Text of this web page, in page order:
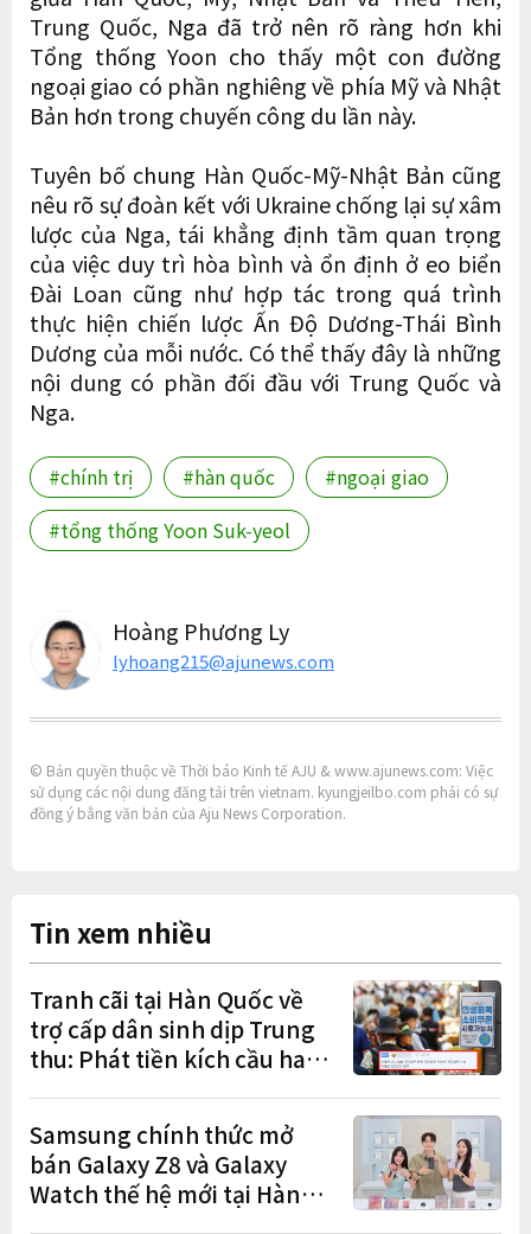
Trung Quốc, Nga đã trở nên rõ ràng hơn khi
Tổng thống Yoon cho thấy một con đường
ngoại giao có phần nghiêng về phía Mỹ và Nhật
Bản hơn trong chuyến công du lần này.
Tuyên bố chung Hàn Quốc-Mỹ-Nhật Bản cũng
nêu rõ sự đoàn kết với Ukraine chống lại sự xâm
lược của Nga, tái khẳng định tầm quan trọng
của việc duy trì hòa bình và ổn định ở eo biển
Đài Loan cũng như hợp tác trong quá trình
thực hiện chiến lược Ấn Độ Dương-Thái Bình
Dương của mỗi nước. Có thể thấy đây là những
nội dung có phần đối đầu với Trung Quốc và
Nga.
#chính trị #hàn quốc
#ngoại giao
#tổng thống Yoon Suk-yeol
Hoàng Phương Ly
lyhoang215@ajunews.com
© Bản quyền thuộc về Thời báo Kinh tế AJU & www.ajunews.com: Việc
sử dụng các nội dung đăng tải trên vietnam. kyungjeilbo.com phải có sự
đồng ý bằng văn bản của Aju News Corporation.
Tin xem nhiều
Tranh cãi tại Hàn Quốc về
trợ cấp dân sinh dịp Trung
thu: Phát tiền kích cầu hay
Samsung chính thức mở
bán Galaxy Z8 và Galaxy
Watch thế hệ mới tại Hàn